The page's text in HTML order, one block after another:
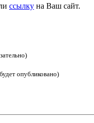
ссылку на Ваш сайт.
опубликовано)